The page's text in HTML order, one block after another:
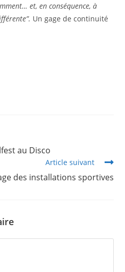
et, en conséquence, à
Un gage de continuité
au Disco
Article suivant
des installations sportives